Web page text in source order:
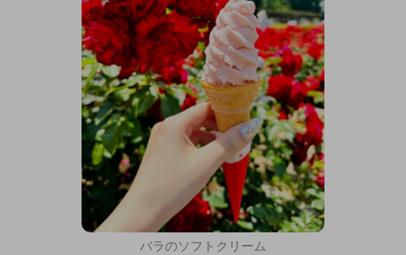
バラのソフトクリーム